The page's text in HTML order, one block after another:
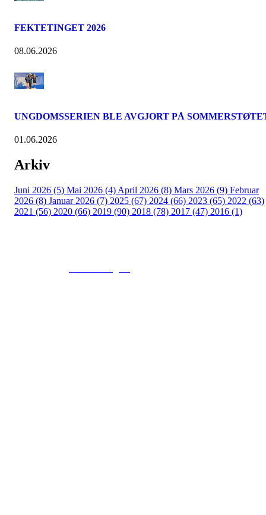
FEKTETINGET 2026
08.06.2026
UNGDOMSSERIEN BLE AVGJORT PÅ
01.06.2026
Arkiv
Juni 2026 (5) Mai 2026 (4) April 2026 (8) Mars 2026 (9) Februar
2026 (8) Januar 2026 (7) 2025 (67) 2024 (66) 2023 (65) 2022 (63)
2021 (56) 2020 (66) 2019 (90) 2018 (78) 2017 (47) 2016 (1)